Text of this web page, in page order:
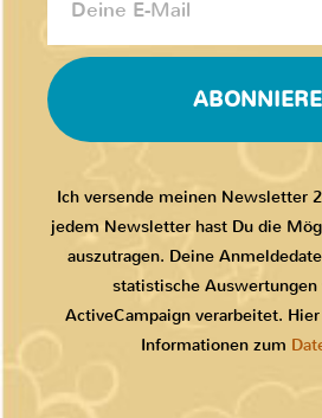
Ich versende meinen Newsletter
jedem Newsletter hast Du die
auszutragen. Deine
statistische
ActiveCampaign verarbeitet.
Informationen zum